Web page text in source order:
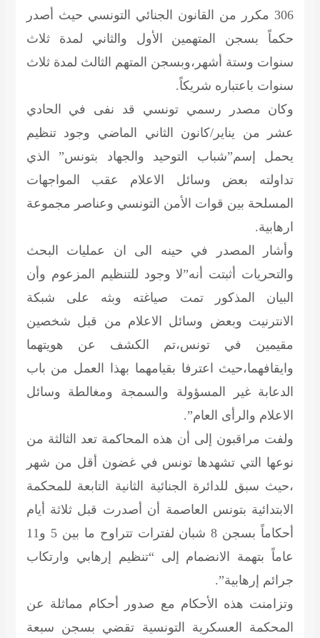
306 مكرر من القانون الجنائي التونسي حيث أصدر
حكماً بسجن المتهمين الأول والثاني لمدة ثلاث
سنوات وستة أشهر،وبسجن المتهم الثالث لمدة ثلاث
سنوات باعتباره شريكاً.
وكان مصدر رسمي تونسي قد نفى في الحادي
عشر من يناير/كانون الثاني الماضي وجود تنظيم
يحمل إسم”شباب التوحيد والجهاد بتونس” الذي
تداولته بعض وسائل الاعلام عقب المواجهات
المسلحة بين قوات الأمن التونسي وعناصر مجموعة
ارهابية.
وأشار المصدر في حينه الى ان عمليات البحث
والتحريات أثبتت أنه”لا وجود للتنظيم المزعوم وأن
البيان المذكور تمت صياغته وبثه على شبكة
الانترنيت وبعض وسائل الاعلام من قبل شخصين
مقيمين في تونس،تم الكشف عن هويتهما
وايقافهما،حيث اعترفا بقيامهما بهذا العمل من باب
الدعابة غير المسؤولة والسمجة ومغالطة وسائل
الاعلام والرأى العام”.
ولفت مراقبون إلى أن هذه المحاكمة تعد الثالثة من
نوعها التي تشهدها تونس في غضون أقل من شهر
،حيث سبق للدائرة الجنائية الثانية التابعة للمحكمة
الابتدائية بتونس العاصمة أن أصدرت قبل ثلاثة أيام
أحكاماً بسجن 8 شبان لفترات تتراوح ما بين 5 و11
عاماً بتهمة الانضمام إلى “تنظيم إرهابي وارتكاب
جرائم إرهابية”.
وتزامنت هذه الأحكام مع صدور أحكام مماثلة عن
المحكمة العسكرية التونسية تقضي بسجن سبعة